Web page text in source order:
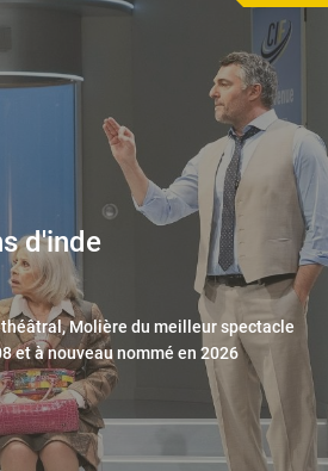
d'inde
Molière du meilleur spectacle
et à nouveau nommé en 2026